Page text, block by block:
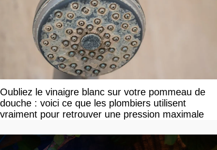
Oubliez le vinaigre blanc sur votre pommeau de
douche : voici ce que les plombiers utilisent
vraiment pour retrouver une pression maximale